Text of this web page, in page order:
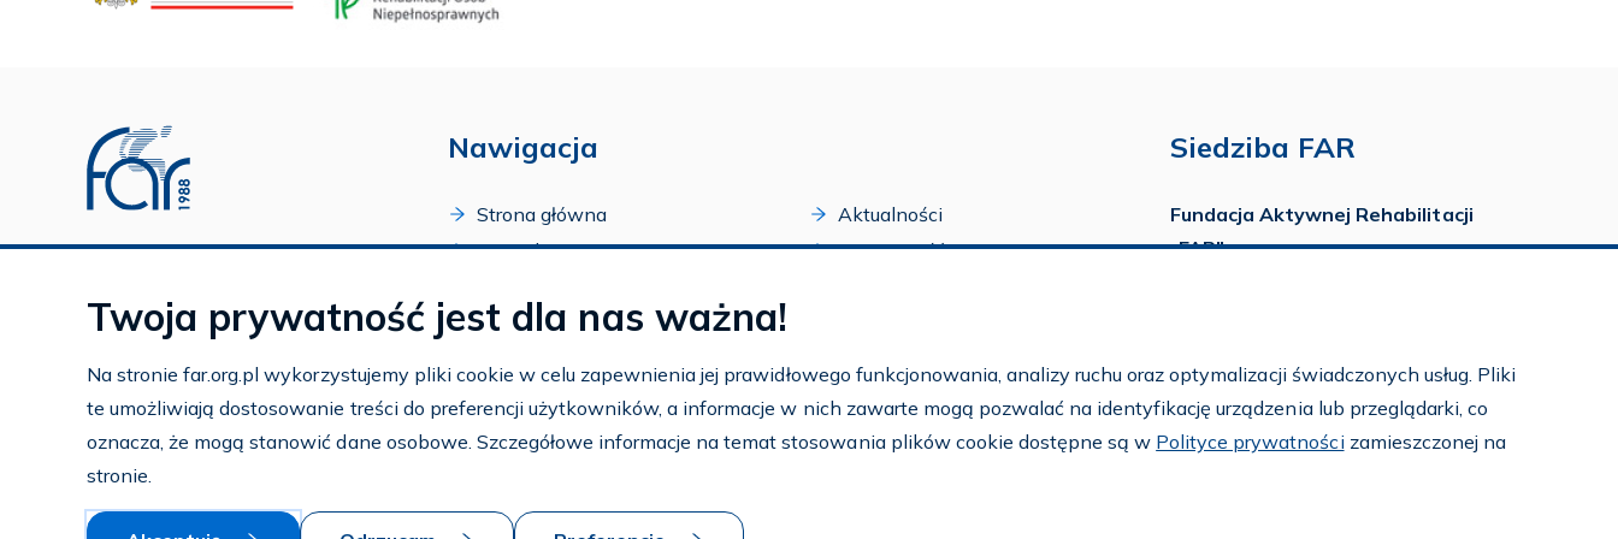
Profil FAR w serwisie Youtube
Profil FAR w serwisie Instagram
Nawigacja
Strona główna
O Fundacji
Zakończone programy
Kontakt
Subkonto
Aktualności
Dostępność
Siedziba FAR
Fundacja Aktywnej Rehabilitacji
„FAR”
tel./fax:22 651 88 02
tel.:22 651 88 03
tel.:22 858 26 39
Twoja prywatność jest dla nas ważna!
Na stronie far.org.pl wykorzystujemy pliki cookie w celu zapewnienia jej prawidłowego funkcjonowania, analizy ruchu oraz optymalizacji świadczonych usług. Pliki
te umożliwiają dostosowanie treści do preferencji użytkowników, a informacje w nich zawarte mogą pozwalać na identyfikację urządzenia lub przeglądarki, co
oznacza, że mogą stanowić dane osobowe. Szczegółowe informacje na temat stosowania plików cookie dostępne są w Polityce prywatności zamieszczonej na
stronie.